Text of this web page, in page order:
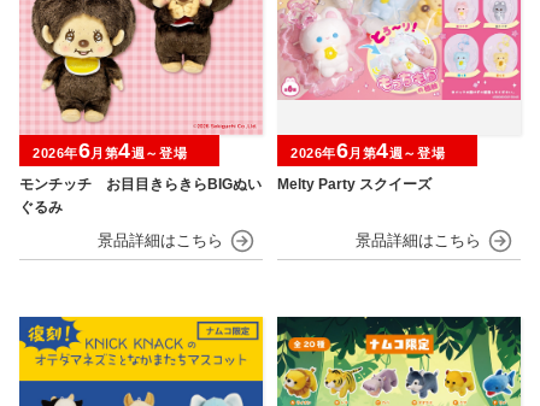
モンチッチ お目目きらきらBIGぬい
ぐるみ
2026年6月第4週～登場
Melty Party スクイーズ
2026年6月第4週～登場